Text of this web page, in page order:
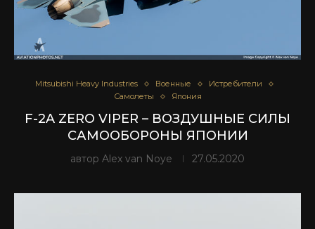
Mitsubishi Heavy Industries Военные
Истребители
Самолеты
Япония
F-2A ZERO VIPER – ВОЗДУШНЫЕ СИЛЫ
САМООБОРОНЫ ЯПОНИИ
автор Alex van Noye 27.05.2020